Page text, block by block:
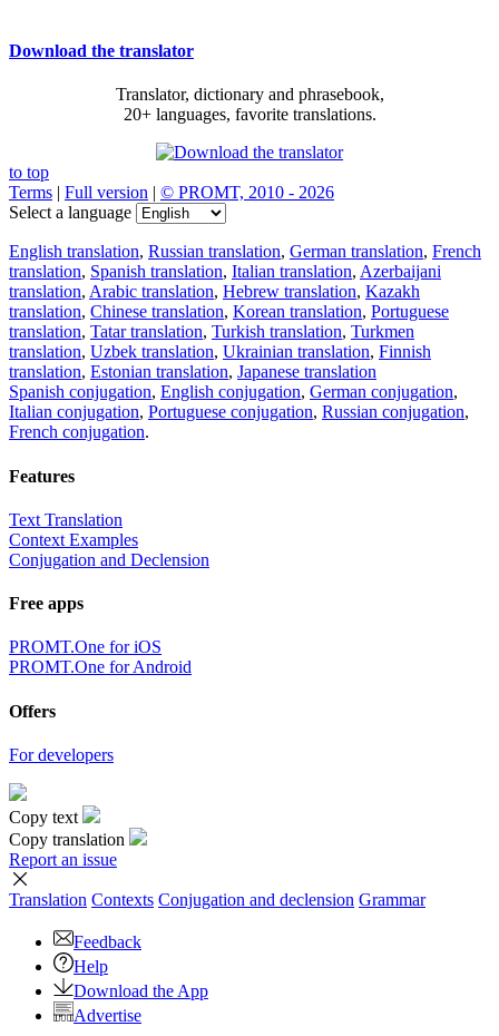
Download the translator
Translator, dictionary and phrasebook,
20+ languages, favorite translations.
to top
Terms | Full version | © PROMT, 2010 - 2026
Select a language
English translation, Russian translation, German translation, French
translation, Spanish translation, Italian translation, Azerbaijani
translation, Arabic translation, Hebrew translation, Kazakh
translation, Chinese translation, Korean translation, Portuguese
translation, Tatar translation, Turkish translation, Turkmen
translation, Uzbek translation, Ukrainian translation, Finnish
translation, Estonian translation, Japanese translation
Spanish conjugation, English conjugation, German conjugation,
Italian conjugation, Portuguese conjugation, Russian conjugation,
French conjugation.
Features
Text Translation
Context Examples
Conjugation and Declension
Free apps
PROMT.One for iOS
PROMT.One for Android
Offers
For developers
Copy text
Copy translation
Report an issue
Translation Contexts Conjugation and declension Grammar
Feedback
Help
Download the App
Advertise